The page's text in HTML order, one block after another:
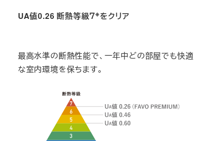
UA値0.26 断熱等級７※をクリア
最高水準の断熱性能で、一年中どの部屋でも快適
な室内環境を保ちます。